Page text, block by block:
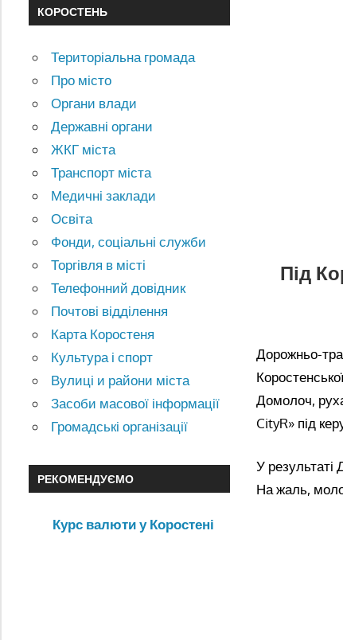
Під
Дорожньо-
Домолоч,
CityR» під
У
На жаль,
КОРОСТЕНЬ
Територіальна громада
Про місто
Органи влади
Державні органи
ЖКГ міста
Транспорт міста
Медичні заклади
Освіта
Фонди, соціальні служби
Торгівля в місті
Телефонний довідник
Почтові відділення
Карта Коростеня
Культура і спорт
Вулиці и райони міста
Засоби масової інформації
Громадські організації
РЕКОМЕНДУЄМО
Курс валюти у Коростені